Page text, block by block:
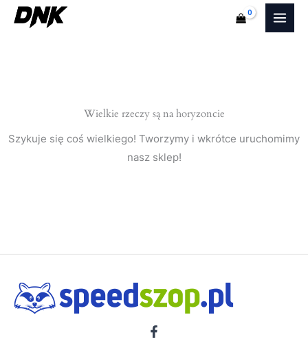
Przejdź
Wielkie rzeczy są na horyzoncie
Szykuje się coś wielkiego! Tworzymy i wkrótce uruchomimy
nasz sklep!